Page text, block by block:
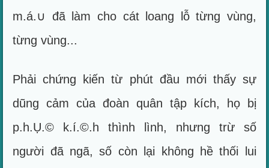
m.á.∪ đã làm cho cát loang lỗ từng vùng,
từng vùng...
Phải chứng kiến từ phút đầu mới thấy sự
dũng cảm của đoàn quân tập kích, họ bị
p.h.Ụ.© k.í.©.h thình lình, nhưng trừ số
người đã ngã, số còn lại không hề thối lui